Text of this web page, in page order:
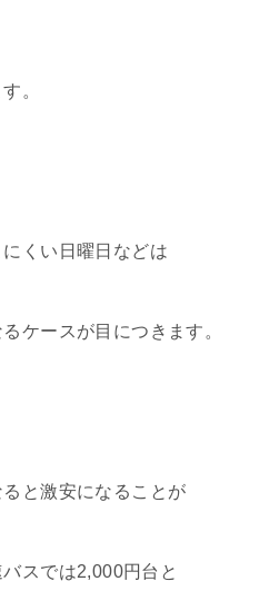
。
くい日曜日などは
ケースが目につきます。
と激安になることが
スでは2,000円台と